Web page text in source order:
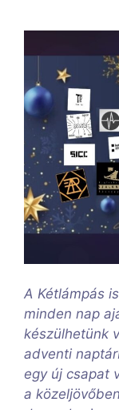
A Kétlámpás
minden nap
készülhetünk
adventi
egy új csapat
a